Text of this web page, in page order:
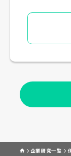
企業研究一覧